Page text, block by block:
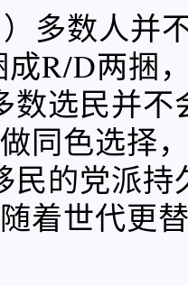
多数人并
R/D两捆
数选民并
同色选择
民的党派持
着世代更